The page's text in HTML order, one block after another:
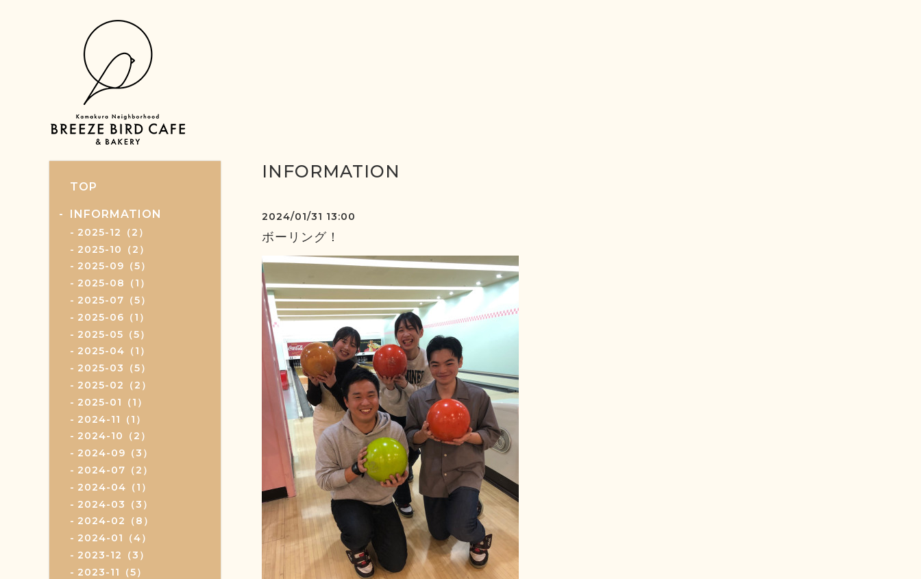
TOP
INFORMATION
2025-12（2）
2025-10（2）
2025-09（5）
2025-08（1）
2025-07（5）
2025-06（1）
2025-05（5）
2025-04（1）
2025-03（5）
2025-02（2）
2025-01（1）
2024-11（1）
2024-10（2）
2024-09（3）
2024-07（2）
2024-04（1）
2024-03（3）
2024-02（8）
2024-01（4）
2023-12（3）
2023-11（5）
INFORMATION
2024/01/31 13:00
ボーリング！